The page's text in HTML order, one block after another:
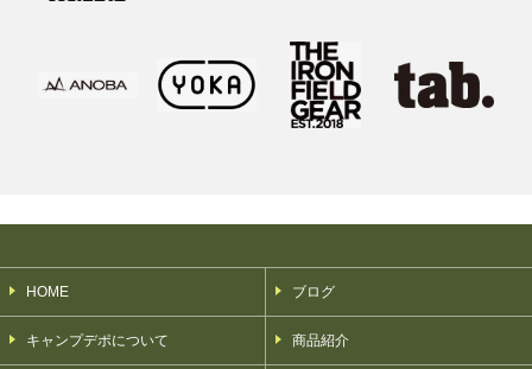
HOME
キャンプデポについて
ブログ
商品紹介